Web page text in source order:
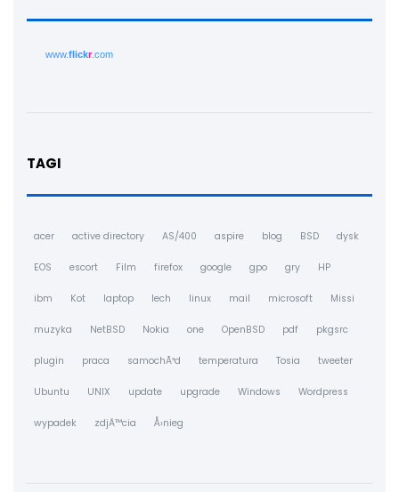
www.flickr.com
TAGI
acer active directory AS/400 aspire blog BSD dysk
EOS escort Film firefox google gpo gry HP
ibm Kot laptop lech linux mail microsoft Missi
muzyka NetBSD Nokia one OpenBSD pdf pkgsrc
plugin praca samochÃ³d temperatura Tosia tweeter
Ubuntu UNIX update upgrade Windows Wordpress
wypadek zdjÄ™cia Å›nieg